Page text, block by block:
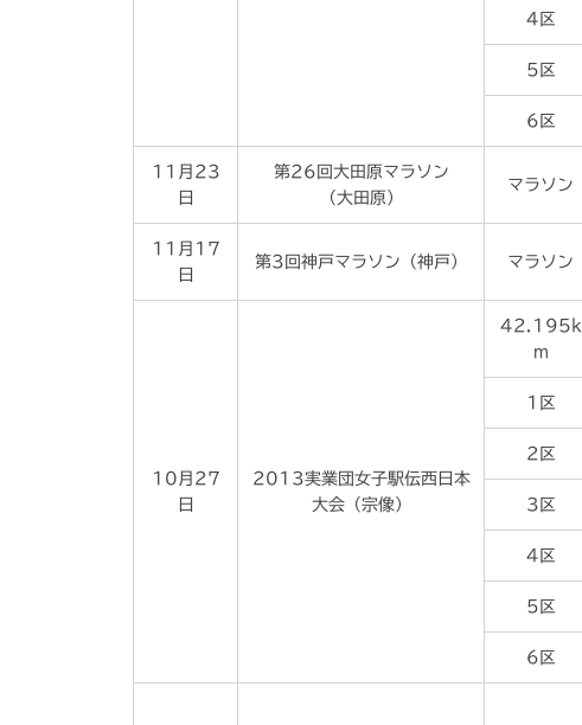
4区
5区
6区
11月23
日
第26回大田原マラソン
（大田原）
マラソン
11月17
日
第3回神戸マラソン（神戸） マラソン
10月27
日
2013実業団女子駅伝西日本
大会（宗像）
42.195k
m
1区
2区
3区
4区
5区
6区